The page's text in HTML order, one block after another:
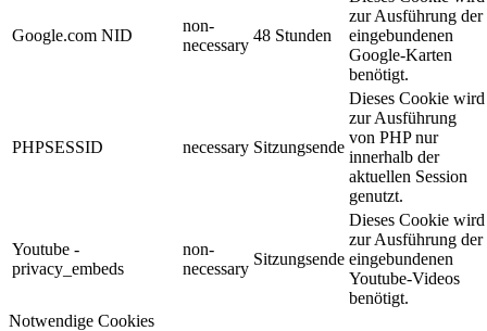
Google.com NID
non-
necessary
48 Stunden
zur Ausführung der
eingebundenen
Google-Karten
benötigt.
PHPSESSID necessary Sitzungsende
Dieses Cookie wird
zur Ausführung
von PHP nur
innerhalb der
aktuellen Session
genutzt.
Youtube -
privacy_embeds
non-
necessary
Sitzungsende
Dieses Cookie wird
zur Ausführung der
eingebundenen
Youtube-Videos
benötigt.
Notwendige Cookies